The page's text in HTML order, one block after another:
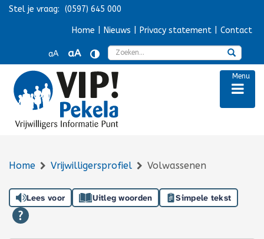
Navigatie overslaan
Stel je vraag: (0597) 645 000
Home Nieuws Privacy statement Contact
aA aA
Menu
Home Vrijwilligersprofiel Volwassenen
Lees voor Uitleg woorden Simpele tekst